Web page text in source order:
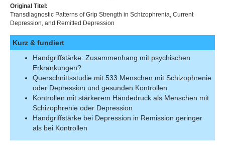
Original Titel:
Transdiagnostic Patterns of Grip Strength in Schizophrenia, Current
Depression, and Remitted Depression
Kurz & fundiert
Handgriffstärke: Zusammenhang mit psychischen
Erkrankungen?
Querschnittsstudie mit 533 Menschen mit Schizophrenie
oder Depression und gesunden Kontrollen
Kontrollen mit stärkerem Händedruck als Menschen mit
Schizophrenie oder Depression
Handgriffstärke bei Depression in Remission geringer
als bei Kontrollen